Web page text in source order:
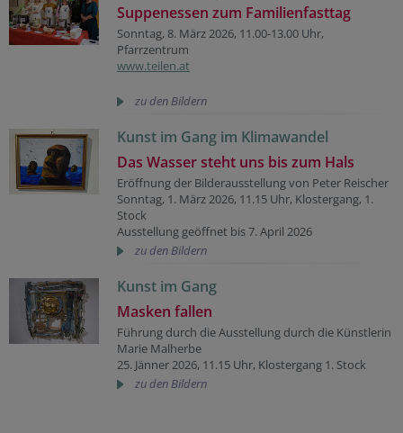
Suppenessen zum Familienfasttag
Sonntag, 8. März 2026, 11.00-13.00 Uhr,
Pfarrzentrum
www.teilen.at
zu den Bildern
Kunst im Gang im Klimawandel
Das Wasser steht uns bis zum Hals
Eröffnung der Bilderausstellung von Peter Reischer
Sonntag, 1. März 2026, 11.15 Uhr, Klostergang, 1.
Stock
Ausstellung geöffnet bis 7. April 2026
zu den Bildern
Kunst im Gang
Masken fallen
Führung durch die Ausstellung durch die Künstlerin
Marie Malherbe
25. Jänner 2026, 11.15 Uhr, Klostergang 1. Stock
zu den Bildern